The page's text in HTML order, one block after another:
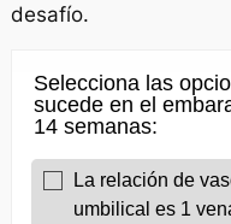
desafío.